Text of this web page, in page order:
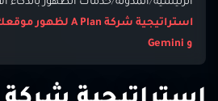
و Gemini